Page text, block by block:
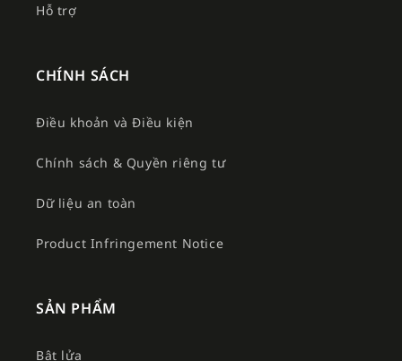
Hỗ trợ
CHÍNH SÁCH
Điều khoản và Điều kiện
Chính sách & Quyền riêng tư
Dữ liệu an toàn
Product Infringement Notice
SẢN PHẨM
Bật lửa